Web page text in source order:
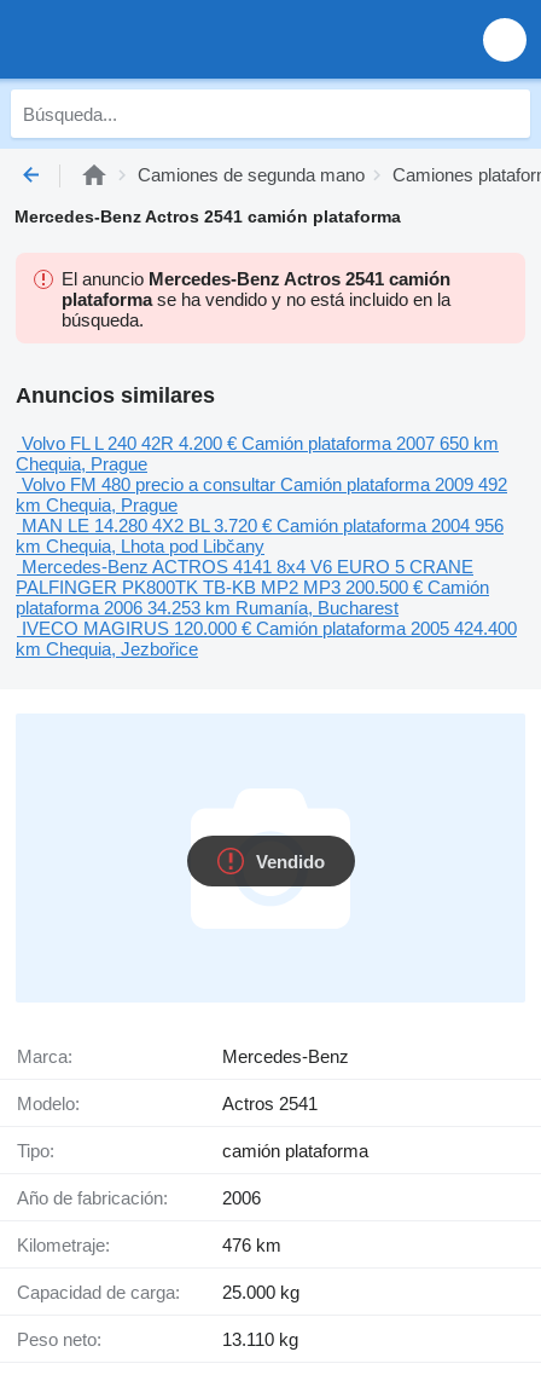
Camiones de segunda mano Camiones
Mercedes-Benz Actros 2541 camión plataforma
El anuncio Mercedes-Benz Actros 2541 camión
plataformase ha vendido y no está incluido en la
búsqueda.
Anuncios similares
Volvo FL L 240 42R 4.200 € Camión plataforma 2007 650 km
Chequia, Prague
Volvo FM 480 precio a consultar Camión plataforma 2009 492
km Chequia, Prague
MAN LE 14.280 4X2 BL 3.720 € Camión plataforma 2004 956
km Chequia, Lhota pod Libčany
Mercedes-Benz ACTROS 4141 8x4 V6 EURO 5 CRANE
PALFINGER PK800TK TB-KB MP2 MP3 200.500 € Camión
plataforma 2006 34.253 km Rumanía, Bucharest
IVECO MAGIRUS 120.000 € Camión plataforma 2005 424.400
km Chequia, Jezbořice
Vendido
Marca: Mercedes-Benz
Modelo: Actros 2541
Tipo: camión plataforma
Año de fabricación: 2006
Kilometraje: 476 km
Capacidad de carga: 25.000 kg
Peso neto: 13.110 kg